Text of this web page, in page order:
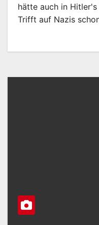
hätte auch in Hitler's
Trifft auf Nazis